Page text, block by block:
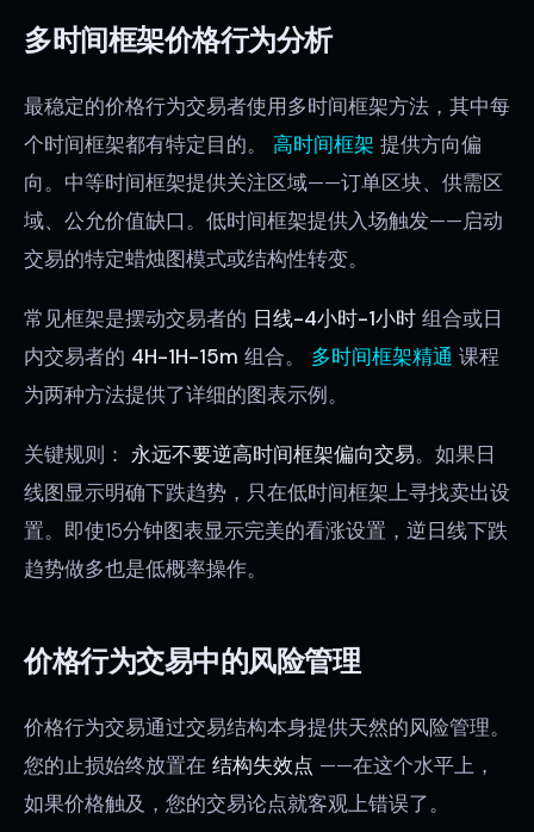
多时间框架价格行为分析
最稳定的价格行为交易者使用多时间框架方法，其中每
个时间框架都有特定目的。 高时间框架 提供方向偏
向。中等时间框架提供关注区域——订单区块、供需区
域、公允价值缺口。低时间框架提供入场触发——启动
交易的特定蜡烛图模式或结构性转变。
常见框架是摆动交易者的 日线-4小时-1小时 组合或日
内交易者的 4H-1H-15m 组合。 多时间框架精通 课程
为两种方法提供了详细的图表示例。
关键规则： 永远不要逆高时间框架偏向交易。如果日
线图显示明确下跌趋势，只在低时间框架上寻找卖出设
置。即使15分钟图表显示完美的看涨设置，逆日线下跌
趋势做多也是低概率操作。
价格行为交易中的风险管理
价格行为交易通过交易结构本身提供天然的风险管理。
您的止损始终放置在 结构失效点 ——在这个水平上，
如果价格触及，您的交易论点就客观上错误了。